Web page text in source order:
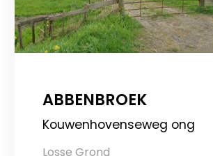
ABBENBROEK
Kouwenhovenseweg ong
Losse Grond